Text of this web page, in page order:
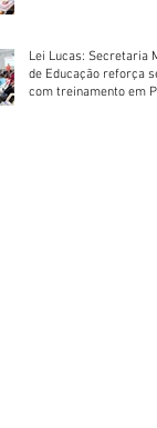
Lei Lucas: Secretaria
de Educação reforça
com treinamento em